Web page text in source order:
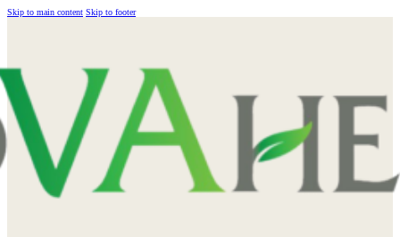
Skip to main content Skip to footer